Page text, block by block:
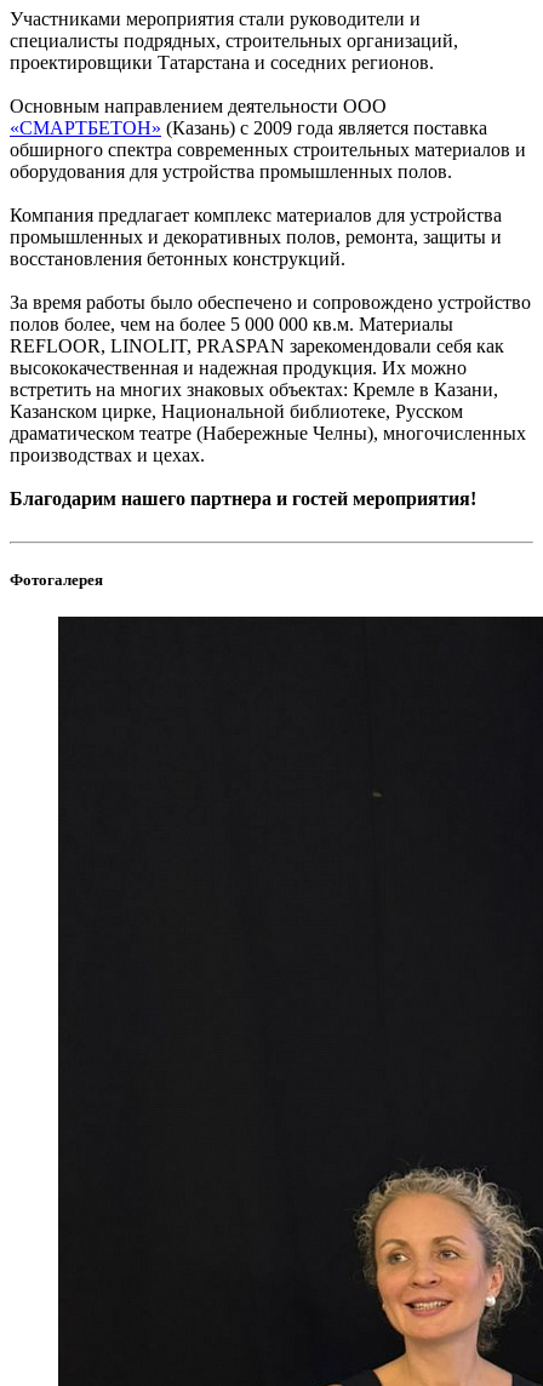
Участниками мероприятия стали руководители и
специалисты подрядных, строительных организаций,
проектировщики Татарстана и соседних регионов.
Основным направлением деятельности ООО
«СМАРТБЕТОН» (Казань) с 2009 года является поставка
обширного спектра современных строительных материалов и
оборудования для устройства промышленных полов.
Компания предлагает комплекс материалов для устройства
промышленных и декоративных полов, ремонта, защиты и
восстановления бетонных конструкций.
За время работы было обеспечено и сопровождено устройство
полов более, чем на более 5 000 000 кв.м. Материалы
REFLOOR, LINOLIT, PRASPAN зарекомендовали себя как
высококачественная и надежная продукция. Их можно
встретить на многих знаковых объектах: Кремле в Казани,
Казанском цирке, Национальной библиотеке, Русском
драматическом театре (Набережные Челны), многочисленных
производствах и цехах.
Благодарим нашего партнера и гостей мероприятия!
Фотогалерея